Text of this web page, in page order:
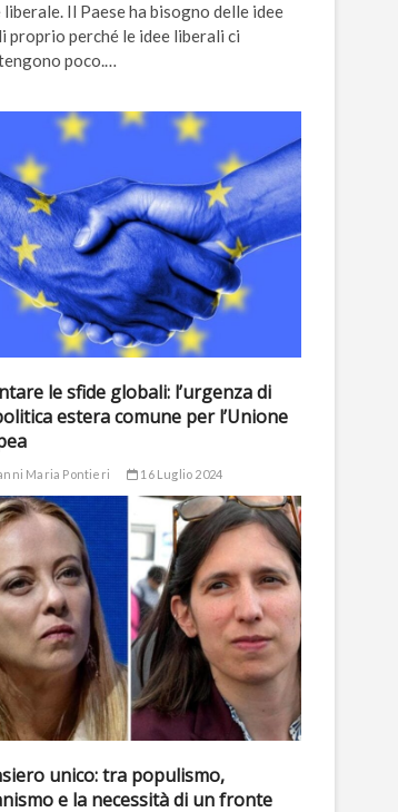
liberale. Il Paese ha bisogno delle idee
proprio perché le idee liberali ci
poco.…
le sfide globali: l’urgenza di
estera comune per l’Unione
Maria Pontieri 16 Luglio 2024
unico: tra populismo,
e la necessità di un fronte